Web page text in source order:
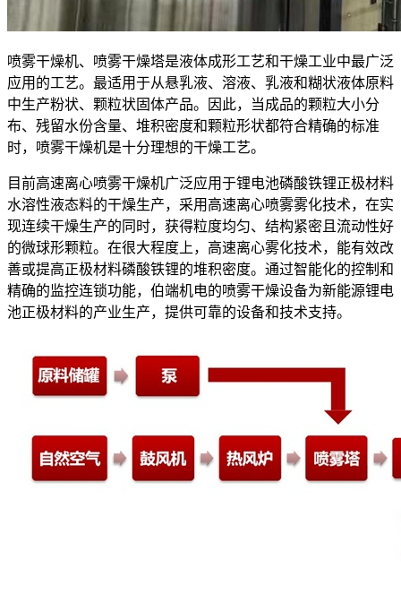
喷雾干燥机、喷雾干燥塔是液体成形工艺和干燥工业中最广泛
应用的工艺。最适用于从悬乳液、溶液、乳液和糊状液体原料
中生产粉状、颗粒状固体产品。因此，当成品的颗粒大小分
布、残留水份含量、堆积密度和颗粒形状都符合精确的标准
时，喷雾干燥机是十分理想的干燥工艺。
目前高速离心喷雾干燥机广泛应用于锂电池磷酸铁锂正极材料
水溶性液态料的干燥生产，采用高速离心喷雾雾化技术，在实
现连续干燥生产的同时，获得粒度均匀、结构紧密且流动性好
的微球形颗粒。在很大程度上，高速离心雾化技术，能有效改
善或提高正极材料磷酸铁锂的堆积密度。通过智能化的控制和
精确的监控连锁功能，伯端机电的喷雾干燥设备为新能源锂电
池正极材料的产业生产，提供可靠的设备和技术支持。